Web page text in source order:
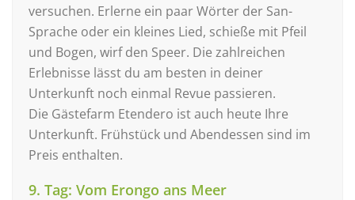
versuchen. Erlerne ein paar Wörter der San-
Sprache oder ein kleines Lied, schieße mit Pfeil
und Bogen, wirf den Speer. Die zahlreichen
Erlebnisse lässt du am besten in deiner
Unterkunft noch einmal Revue passieren.
Die Gästefarm Etendero ist auch heute Ihre
Unterkunft. Frühstück und Abendessen sind im
Preis enthalten.
9. Tag: Vom Erongo ans Meer